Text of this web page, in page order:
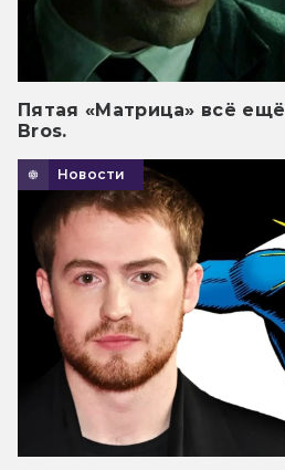
Пятая «Матрица» всё
Bros.
Новости